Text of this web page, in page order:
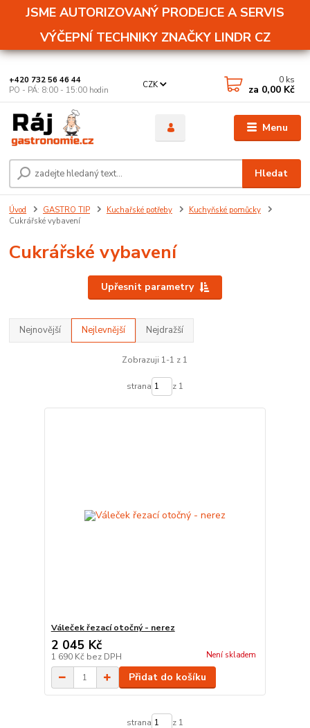
JSME AUTORIZOVANÝ PRODEJCE A SERVIS
VÝČEPNÍ TECHNIKY ZNAČKY LINDR CZ
Menu
CZK
Hledat
+420 732 56 46 44
PO - PÁ: 8:00 - 15:00 hodin
0 ks
za 0,00 Kč
Úvod GASTRO TIP Kuchařské potřeby
Kuchyňské pomůcky
Cukrářské vybavení
Cukrářské vybavení
Upřesnit parametry
Nejnovější Nejlevnější Nejdražší
Zobrazuji 1-1 z 1
strana z 1
Váleček řezací otočný - nerez
2 045 Kč
1 690 Kč bez DPH Není skladem
Přidat do košíku
strana z 1